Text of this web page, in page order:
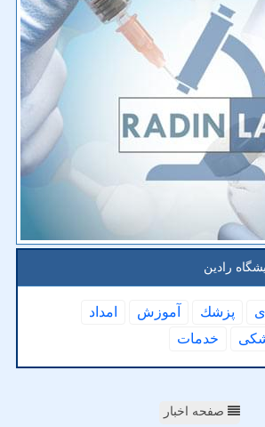
رادین
پزشك آموزش
امداد
خدمات
صفحه اخبار